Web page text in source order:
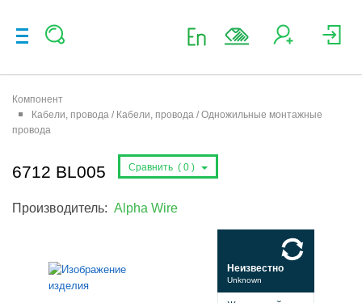
Компонент
Кабели, провода / Кабели, провода / Одножильные монтажные
провода
6712 BL005 Сравнить ( 0 )
Производитель: Alpha Wire